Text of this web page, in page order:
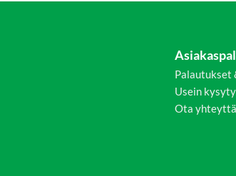
Palautukset
Usein
Ota yhteyttä